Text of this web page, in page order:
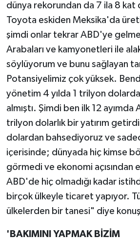
dünya rekorundan da 7 ila 8 kat
Toyota eskiden Meksika'da
şimdi onlar tekrar ABD'ye
Arabaları ve kamyonetleri ile
söylüyorum ve bunu sağlayan
Potansiyelimiz çok yüksek.
yönetim 4 yılda 1 trilyon
almıştı. Şimdi ben ilk 12
trilyon dolarlık bir yatırım
dolardan bahsediyoruz ve
içerisinde; dünyada hiç kimse
görmedi ve ekonomi açısından
ABD'de hiç olmadığı kadar
birçok ülkeyle ticaret yapıyor.
ülkelerden bir tanesi" diye
'BAKIMINI YAPMAK BİZİM